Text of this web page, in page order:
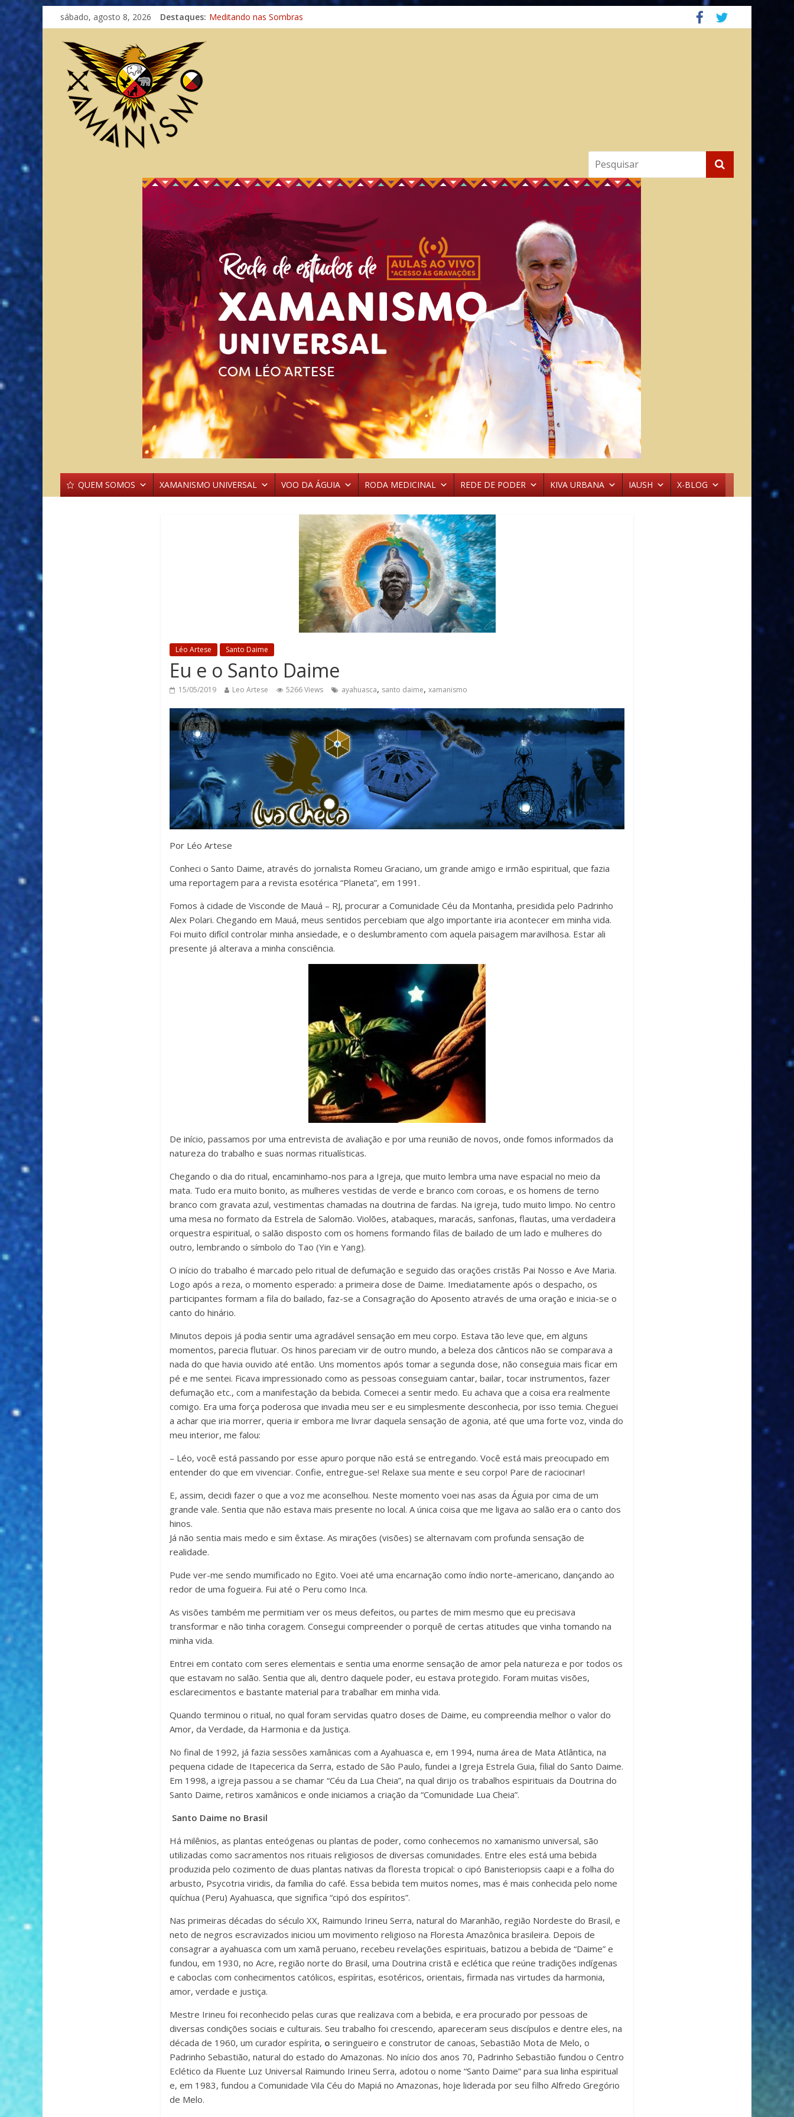
sábado, agosto 8, 2026 Destaques: Meditando nas Sombras
Autosuficiência: A Jornada do Espírito Ancestral
QUEM SOMOS XAMANISMO UNIVERSAL VOO DA ÁGUIA RODA MEDICINAL REDE DE PODER KIVA URBANA IAUSH X-BLOG
Léo Artese Santo Daime
Eu e o Santo Daime
15/05/2019 Leo Artese 5266 Views ayahuasca, santo daime, xamanismo
Por Léo Artese
Conheci o Santo Daime, através do jornalista Romeu Graciano, um grande amigo e irmão espiritual, que fazia
uma reportagem para a revista esotérica “Planeta”, em 1991.
Fomos à cidade de Visconde de Mauá – RJ, procurar a Comunidade Céu da Montanha, presidida pelo Padrinho
Alex Polari. Chegando em Mauá, meus sentidos percebiam que algo importante iria acontecer em minha vida.
Foi muito difícil controlar minha ansiedade, e o deslumbramento com aquela paisagem maravilhosa. Estar ali
presente já alterava a minha consciência.
De início, passamos por uma entrevista de avaliação e por uma reunião de novos, onde fomos informados da
natureza do trabalho e suas normas ritualísticas.
Chegando o dia do ritual, encaminhamo-nos para a Igreja, que muito lembra uma nave espacial no meio da
mata. Tudo era muito bonito, as mulheres vestidas de verde e branco com coroas, e os homens de terno
branco com gravata azul, vestimentas chamadas na doutrina de fardas. Na igreja, tudo muito limpo. No centro
uma mesa no formato da Estrela de Salomão. Violões, atabaques, maracás, sanfonas, flautas, uma ver­dadeira
orquestra espiritual, o salão disposto com os homens formando filas de bailado de um lado e mulheres do
outro, lembrando o símbolo do Tao (Yin e Yang).
O início do trabalho é marcado pelo ritual de defumação e seguido das orações cristãs Pai Nosso e Ave Maria.
Logo após a reza, o momento esperado: a primeira dose de Daime. Imediatamente após o despacho, os
participantes formam a fila do bailado, faz-se a Consagração do Aposento através de uma oração e inicia-se o
canto do hinário.
Minutos depois já podia sentir uma agradável sensação em meu corpo. Estava tão leve que, em alguns
momentos, parecia flutuar. Os hinos pareciam vir de outro mundo, a beleza dos cânticos não se comparava a
nada do que havia ouvido até então. Uns momentos após tomar a segunda dose, não conseguia mais ficar em
pé e me sentei. Ficava impressionado como as pessoas conseguiam cantar, bailar, tocar instrumentos, fazer
defumação etc., com a manifestação da bebida. Comecei a sentir medo. Eu achava que a coisa era realmente
comigo. Era uma força poderosa que invadia meu ser e eu simplesmente desconhecia, por isso temia. Cheguei
a achar que iria morrer, queria ir embora me livrar daquela sensação de agonia, até que uma forte voz, vinda do
meu interior, me falou:
– Léo, você está passando por esse apuro porque não está se entregando. Você está mais preocupado em
entender do que em vivenciar. Confie, entregue-se! Relaxe sua mente e seu corpo! Pare de raciocinar!
E, assim, decidi fazer o que a voz me aconselhou. Neste momento voei nas asas da Águia por cima de um
grande vale. Sentia que não estava mais presente no local. A única coisa que me ligava ao salão era o canto dos
hinos.
Já não sentia mais medo e sim êxtase. As mirações (visões) se alternavam com profunda sensação de
realidade.
Pude ver-me sendo mumificado no Egito. Voei até uma encarnação como índio norte-americano, dançando ao
redor de uma fogueira. Fui até o Peru como Inca.
As visões também me permitiam ver os meus defeitos, ou partes de mim mesmo que eu precisava
transformar e não tinha coragem. Consegui compreender o porquê de certas atitudes que vinha tomando na
minha vida.
Entrei em contato com seres elementais e sentia uma enorme sensação de amor pela natureza e por todos os
que estavam no salão. Sentia que ali, dentro daquele poder, eu estava protegido. Foram muitas visões,
esclarecimentos e bastante material para trabalhar em minha vida.
Quando terminou o ritual, no qual foram servidas quatro doses de Daime, eu compreendia melhor o valor do
Amor, da Verdade, da Harmonia e da Justiça.
No final de 1992, já fazia sessões xamânicas com a Ayahuasca e, em 1994, numa área de Mata Atlântica, na
pequena cidade de Itapecerica da Serra, estado de São Paulo, fundei a Igreja Estrela Guia, filial do Santo Daime.
Em 1998, a igreja passou a se chamar “Céu da Lua Cheia”, na qual dirijo os trabalhos espirituais da Doutrina do
Santo Daime, retiros xamânicos e onde iniciamos a criação da “Comunidade Lua Cheia”.
Santo Daime no Brasil
Há milênios, as plantas enteógenas ou plantas de poder, como conhecemos no xamanismo universal, são
utilizadas como sacramentos nos rituais religiosos de diversas comunidades. Entre eles está uma bebida
produzida pelo cozimento de duas plantas nativas da floresta tropical: o cipó Banisteriopsis caapi e a folha do
arbusto, Psycotria viridis, da família do café. Essa bebida tem muitos nomes, mas é mais conhecida pelo nome
quíchua (Peru) Ayahuasca, que significa “cipó dos espíritos”.
Nas primeiras décadas do século XX, Raimundo Irineu Serra, natural do Maranhão, região Nordeste do Brasil, e
neto de negros escravizados iniciou um movimento religioso na Floresta Amazônica brasileira. Depois de
consagrar a ayahuasca com um xamã peruano, recebeu revelações espirituais, batizou a bebida de “Daime” e
fundou, em 1930, no Acre, região norte do Brasil, uma Doutrina cristã e eclética que reúne tradições indígenas
e caboclas com conhecimentos católicos, espíritas, esotéricos, orientais, firmada nas virtudes da harmonia,
amor, verdade e justiça.
Mestre Irineu foi reconhecido pelas curas que realizava com a bebida, e era procurado por pessoas de
diversas condições sociais e culturais. Seu trabalho foi crescendo, apareceram seus discípulos e dentre eles, na
década de 1960, um curador espírita, o seringueiro e construtor de canoas, Sebastião Mota de Melo, o
Padrinho Sebastião, natural do estado do Amazonas. No início dos anos 70, Padrinho Sebastião fundou o Centro
Eclético da Fluente Luz Universal Raimundo Irineu Serra, adotou o nome “Santo Daime” para sua linha espiritual
e, em 1983, fundou a Comunidade Vila Céu do Mapiá no Amazonas, hoje liderada por seu filho Alfredo Gregório
de Melo.